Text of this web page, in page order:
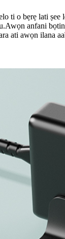
ti o bẹrẹ lati
anfani
ati awọn ilana